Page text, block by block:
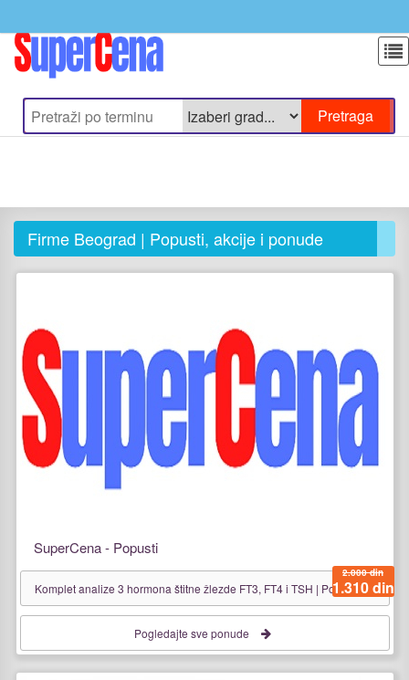
Firme Beograd | Popusti, akcije i ponude
SuperCena - Popusti
Komplet analize 3 hormona štitne žlezde FT3, FT4 i TSH | Popust
2.000 din
1.310 din
Pogledajte sve ponude